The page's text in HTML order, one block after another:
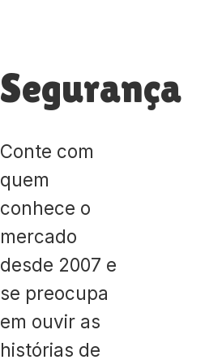
Segurança
Conte com
quem
conhece o
mercado
desde 2007 e
se preocupa
em ouvir as
histórias de